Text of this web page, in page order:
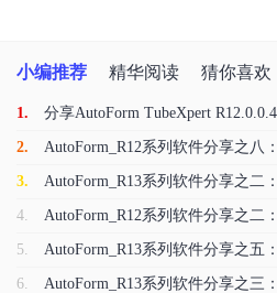
小编推荐 精华阅读 猜你喜欢
1. 分享AutoForm TubeXpert
2. AutoForm_R12系列软件分享之八
3. AutoForm_R13系列软件分享之二
4. AutoForm_R12系列软件分享之二
5. AutoForm_R13系列软件分享之五
6. AutoForm_R13系列软件分享之三